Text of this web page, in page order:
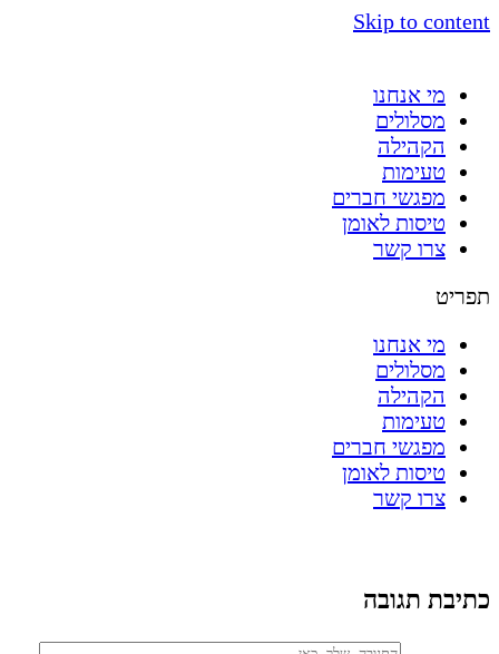
Skip to content
מי אנחנו
מסלולים
הקהילה
טעימות
מפגשי חברים
טיסות לאומן
צרו קשר
תפריט
מי אנחנו
מסלולים
הקהילה
טעימות
מפגשי חברים
טיסות לאומן
צרו קשר
כתיבת תגובה